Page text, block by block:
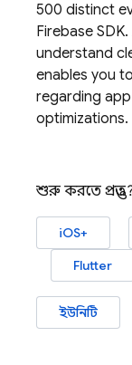
500 distinct
Firebase SDK.
understand
enables you
regarding
optimizations.
শুরু করতে
iOS+
Flutter
ইউনিটি